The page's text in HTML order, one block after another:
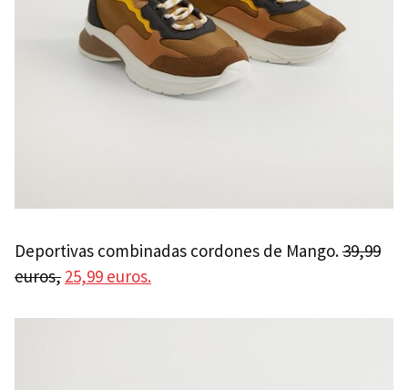
Deportivas combinadas cordones de Mango.39,99
euros, 25,99 euros.